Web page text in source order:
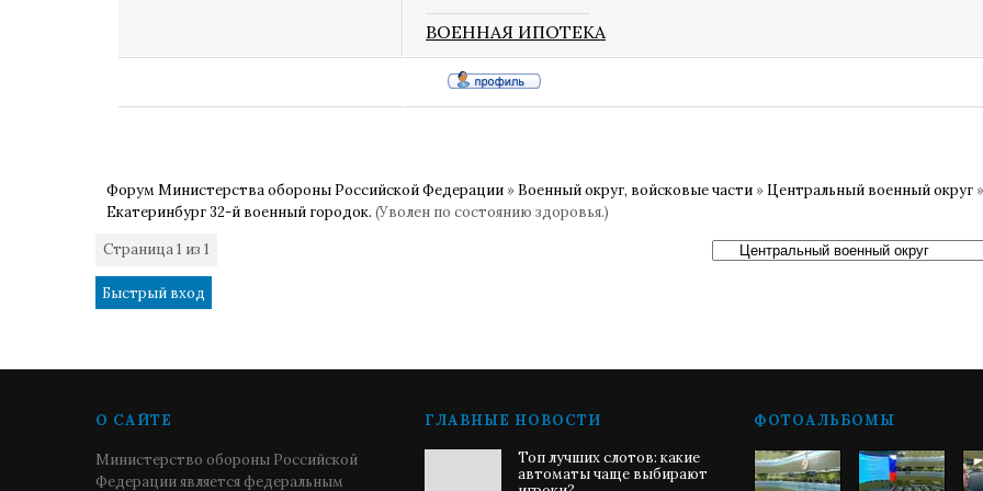
ВОЕННАЯ ИПОТЕКА
Форум Министерства обороны Российской Федерации » Военный округ, войсковые части » Центральный военный округ »
Екатеринбург 32-й военный городок. (Уволен по состоянию здоровья.)
Страница1 из 1
О САЙТЕ
Министерство обороны Российской
Федерации является федеральным
ГЛАВНЫЕ НОВОСТИ
Топ лучших слотов: какие
автоматы чаще выбирают
ФОТОАЛЬБОМЫ